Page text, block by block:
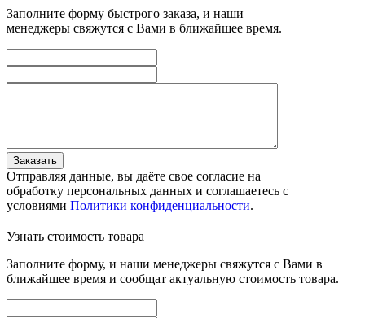
Заполните форму быстрого заказа, и наши
менеджеры свяжутся с Вами в ближайшее время.
Заказать
Отправляя данные, вы даёте свое согласие на
обработку персональных данных и соглашаетесь с
условиями Политики конфиденциальности.
Узнать стоимость товара
Заполните форму, и наши менеджеры свяжутся с Вами в
ближайшее время и сообщат актуальную стоимость товара.